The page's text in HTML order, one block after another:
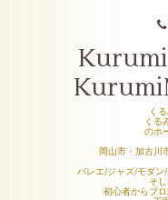
く
くる
のホ
岡山市・加古川
バレエ/ジャズ/モダン
そ
初心者からプ